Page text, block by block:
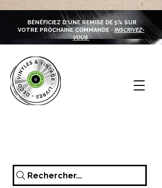
BÉNÉFICIEZ D'UNE REMISE DE 5% SUR
VOTRE PROCHAINE COMMANDE • INSCRIVEZ-
VOUS
Rechercher...